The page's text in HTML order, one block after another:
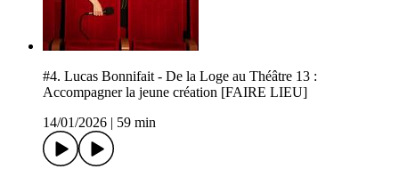
#4. Lucas Bonnifait - De la Loge au Théâtre 13 :
Accompagner la jeune création [FAIRE LIEU]
14/01/2026
59 min